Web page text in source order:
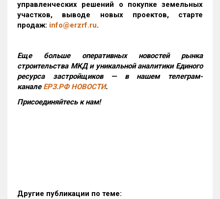
управленческих решений о покупке земельных
участков, выводе новых проектов, старте
продаж: info@erzrf.ru.
Еще больше оперативных новостей рынка
строительства МКД и уникальной аналитики Единого
ресурса застройщиков — в нашем телеграм-
канале ЕРЗ.РФ НОВОСТИ.
Присоединяйтесь к нам!
Другие публикации по теме: